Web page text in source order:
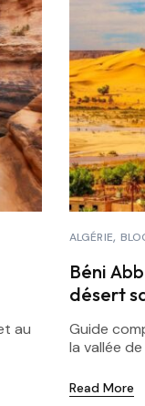
au
ALGÉRIE
Béni
désert
Guide
la vallée de
Read More